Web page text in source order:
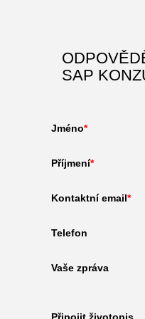
SAP
Jméno
Příjmení
Kontaktní email
Telefon
Vaše zpráva